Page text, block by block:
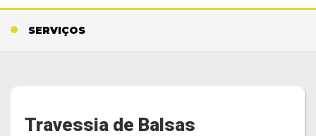
SERVIÇOS
Travessia de Balsas